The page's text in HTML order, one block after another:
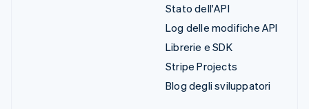
Stato dell'API
Log delle modifiche API
Librerie e SDK
Stripe Projects
Blog degli sviluppatori